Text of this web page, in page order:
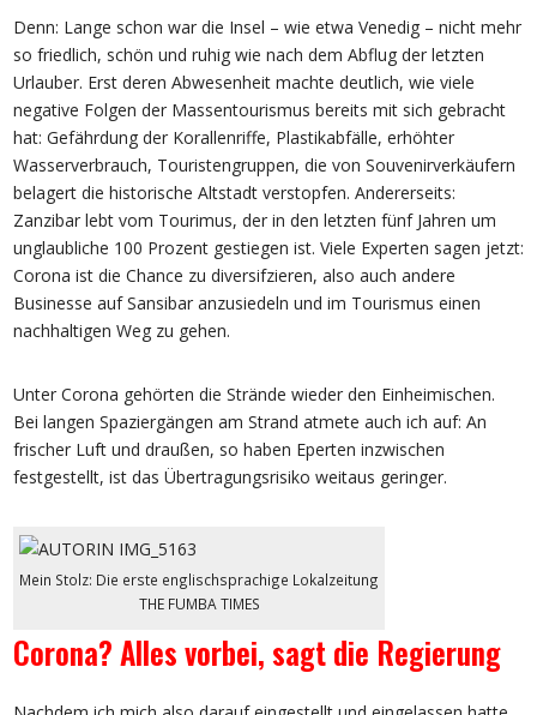
Denn: Lange schon war die Insel – wie etwa Venedig – nicht mehr
so friedlich, schön und ruhig wie nach dem Abflug der letzten
Urlauber. Erst deren Abwesenheit machte deutlich, wie viele
negative Folgen der Massentourismus bereits mit sich gebracht
hat: Gefährdung der Korallenriffe, Plastikabfälle, erhöhter
Wasserverbrauch, Touristengruppen, die von Souvenirverkäufern
belagert die historische Altstadt verstopfen. Andererseits:
Zanzibar lebt vom Tourimus, der in den letzten fünf Jahren um
unglaubliche 100 Prozent gestiegen ist. Viele Experten sagen jetzt:
Corona ist die Chance zu diversifzieren, also auch andere
Businesse auf Sansibar anzusiedeln und im Tourismus einen
nachhaltigen Weg zu gehen.
Unter Corona gehörten die Strände wieder den Einheimischen.
Bei langen Spaziergängen am Strand atmete auch ich auf: An
frischer Luft und draußen, so haben Eperten inzwischen
festgestellt, ist das Übertragungsrisiko weitaus geringer.
Mein Stolz: Die erste englischsprachige Lokalzeitung
THE FUMBA TIMES
Corona? Alles vorbei, sagt die Regierung